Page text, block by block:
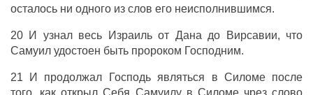
осталосьни одного из слов его неисполнившимся.
20 И узналвесь Израильот Дана до Вирсавии, что
Самуил удостоен быть пророком Господним.
21 И продолжал Господь являться в Силоме после
того, какоткрыл Себя Самуилув Силомечрезслово